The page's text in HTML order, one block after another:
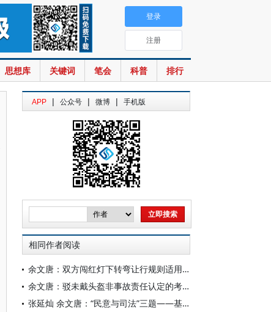
思想库 关键词 笔会 科普 排行
登录
注册
APP | 公众号 | 微博 | 手机版
相同作者阅读
余文唐：双方闯红灯下转弯让行规则适用性探辨
余文唐：驳未戴头盔非事故责任认定的考量因素
张延灿 余文唐：“民意与司法”三题——基于和谐司法的辨思